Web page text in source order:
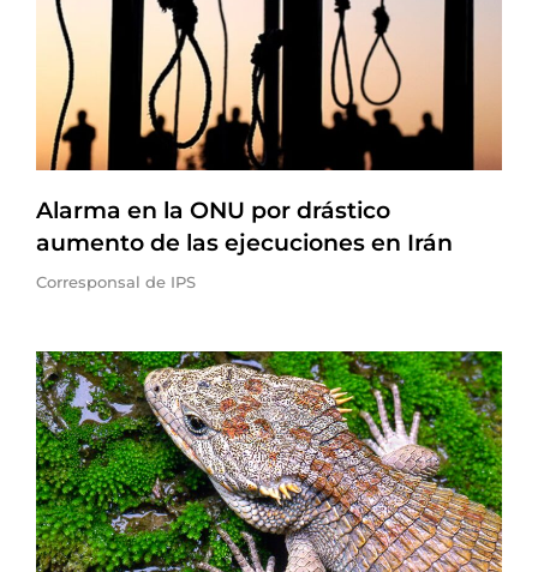
Alarma en la ONU por drástico
aumento de las ejecuciones en Irán
Corresponsal de IPS